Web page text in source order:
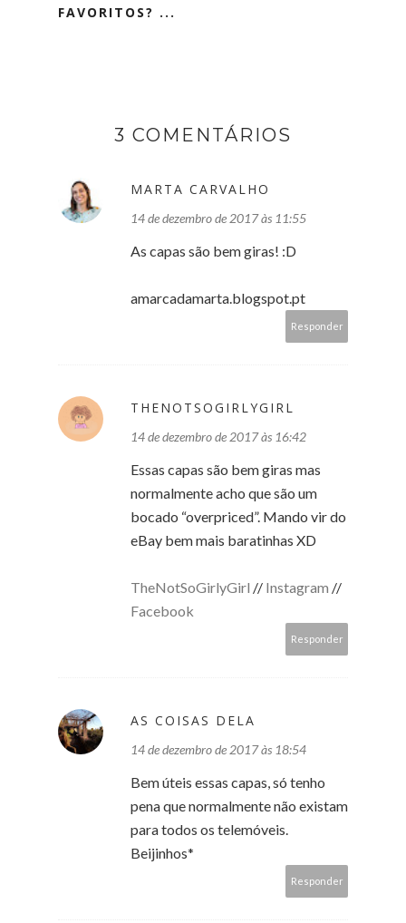
FAVORITOS? ...
3 COMENTÁRIOS
MARTA CARVALHO
14 de dezembro de 2017 às 11:55
As capas são bem giras! :D
amarcadamarta.blogspot.pt
Responder
THENOTSOGIRLYGIRL
14 de dezembro de 2017 às 16:42
Essas capas são bem giras mas
normalmente acho que são um
bocado “overpriced”. Mando vir do
eBay bem mais baratinhas XD
TheNotSoGirlyGirl // Instagram //
Facebook
Responder
AS COISAS DELA
14 de dezembro de 2017 às 18:54
Bem úteis essas capas, só tenho
pena que normalmente não existam
para todos os telemóveis.
Beijinhos*
Responder